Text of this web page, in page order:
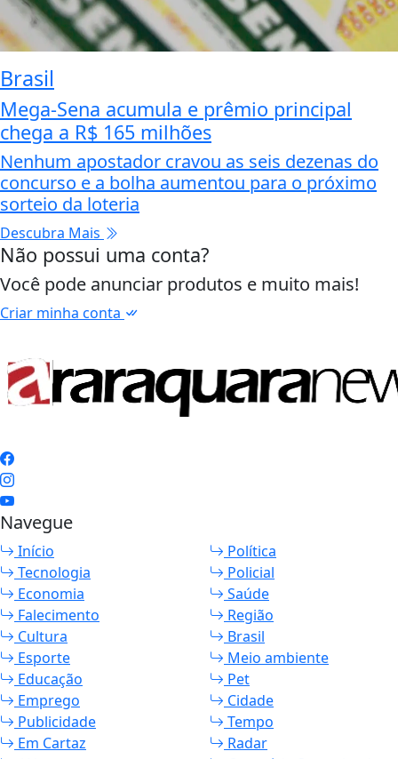
Brasil
Mega-Sena acumula e prêmio principal
chega a R$ 165 milhões
Nenhum apostador cravou as seis dezenas do
concurso e a bolha aumentou para o próximo
sorteio da loteria
Descubra Mais
Não possui uma conta?
Você pode anunciar produtos e muito mais!
Criar minha conta
Navegue
Início
Política
Tecnologia
Policial
Economia
Saúde
Falecimento
Região
Cultura
Brasil
Esporte
Meio ambiente
Educação
Pet
Emprego
Cidade
Publicidade
Tempo
Em Cartaz
Radar